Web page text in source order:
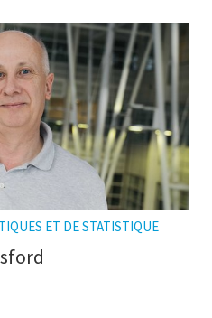
ET DE STATISTIQUE